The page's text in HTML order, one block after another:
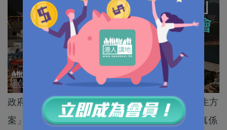
政府日前宣布計劃撥款27億元推行海洋公園「重生方
案」，引起社會上嘅廣泛討論。對於新方案係咪真係